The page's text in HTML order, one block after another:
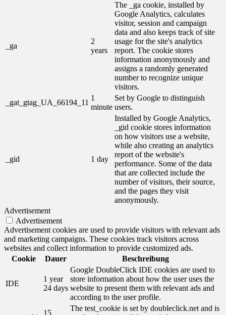
_ga
2
years
The _ga cookie, installed by
Google Analytics, calculates
visitor, session and campaign
data and also keeps track of site
usage for the site's analytics
report. The cookie stores
information anonymously and
assigns a randomly generated
number to recognize unique
visitors.
_gat_gtag_UA_66194_11
1
minute
Set by Google to distinguish
users.
_gid 1 day
Installed by Google Analytics,
_gid cookie stores information
on how visitors use a website,
while also creating an analytics
report of the website's
performance. Some of the data
that are collected include the
number of visitors, their source,
and the pages they visit
anonymously.
Advertisement
Advertisement
Advertisement cookies are used to provide visitors with relevant ads
and marketing campaigns. These cookies track visitors across
websites and collect information to provide customized ads.
Cookie
Dauer Beschreibung
IDE
1 year
24 days
Google DoubleClick IDE cookies are used to
store information about how the user uses the
website to present them with relevant ads and
according to the user profile.
15
The test_cookie is set by doubleclick.net and is